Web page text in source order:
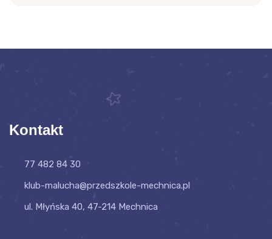
Kontakt
77 482 84 30
klub-malucha@przedszkole-mechnica.pl
ul. Młyńska 40, 47-214 Mechnica